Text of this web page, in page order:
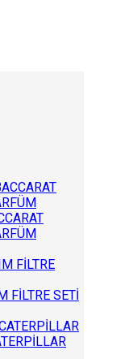
FİLTRE SETİ